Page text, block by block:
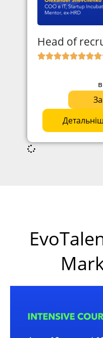
Head of